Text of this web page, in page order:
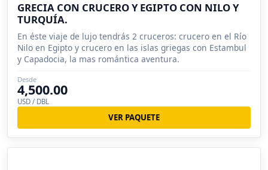
GRECIA CON CRUCERO Y EGIPTO CON NILO Y
TURQUÍA.
En éste viaje de lujo tendrás 2 cruceros: crucero en el Río
Nilo en Egipto y crucero en las islas griegas con Estambul
y Capadocia, la mas romántica aventura.
Desde
4,500.00
USD / DBL
VER PAQUETE